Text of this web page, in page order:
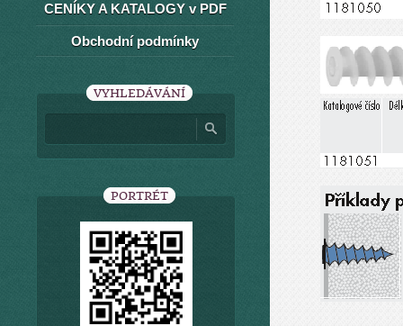
CENÍKY A KATALOGY v PDF
Obchodní podmínky
VYHLEDÁVÁNÍ
PORTRÉT